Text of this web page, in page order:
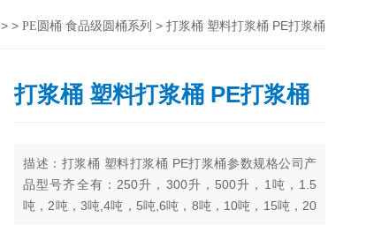
> > PE圆桶 食品级圆桶系列 > 打浆桶 塑料打浆桶 PE打浆桶
打浆桶 塑料打浆桶 PE打浆桶
描述：打浆桶 塑料打浆桶 PE打浆桶​参数规格公司产
品型号齐全有：250升，300升，500升，1吨，1.5
吨，2吨，3吨,4吨，5吨,6吨，8吨，10吨，15吨，20